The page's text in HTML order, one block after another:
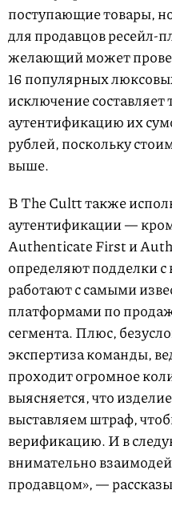
поступающие товары,
для продавцов
желающий может
16 популярных
исключение
аутентификацию их
рублей, поскольку
выше.
В The Cultt также
аутентификации —
Authenticate First и
определяют подделки
работают с самыми
платформами по
сегмента. Плюс,
экспертиза команды,
проходит огромное
выясняется, что
выставляем штраф,
верификацию. И в
внимательно
продавцом», —